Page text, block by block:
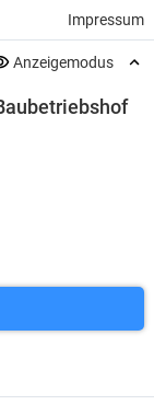
Impressum
Anzeigemodus